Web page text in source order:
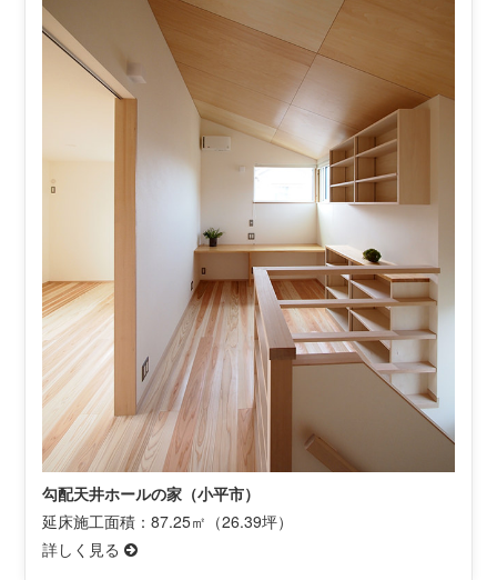
勾配天井ホールの家（小平市）
延床施工面積：87.25㎡（26.39坪）
詳しく見る